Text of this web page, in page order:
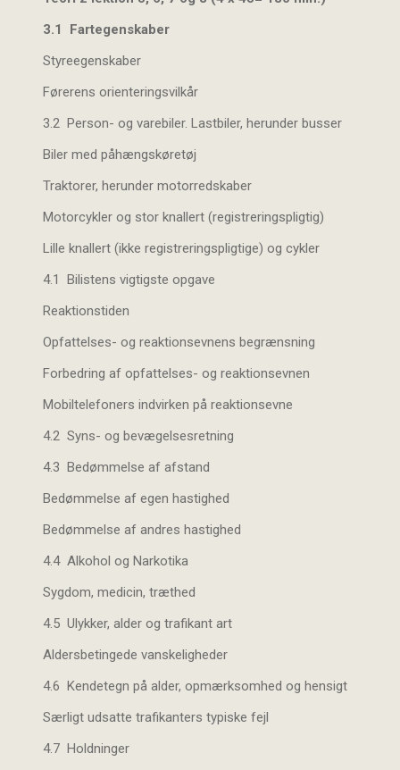
3.1 Fartegenskaber
Styreegenskaber
Førerens orienteringsvilkår
3.2 Person- og varebiler. Lastbiler, herunder busser
Biler med påhængskøretøj
Traktorer, herunder motorredskaber
Motorcykler og stor knallert (registreringspligtig)
Lille knallert (ikke registreringspligtige) og cykler
4.1 Bilistens vigtigste opgave
Reaktionstiden
Opfattelses- og reaktionsevnens begrænsning
Forbedring af opfattelses- og reaktionsevnen
Mobiltelefoners indvirken på reaktionsevne
4.2 Syns- og bevægelsesretning
4.3 Bedømmelse af afstand
Bedømmelse af egen hastighed
Bedømmelse af andres hastighed
4.4 Alkohol og Narkotika
Sygdom, medicin, træthed
4.5 Ulykker, alder og trafikant art
Aldersbetingede vanskeligheder
4.6 Kendetegn på alder, opmærksomhed og hensigt
Særligt udsatte trafikanters typiske fejl
4.7 Holdninger